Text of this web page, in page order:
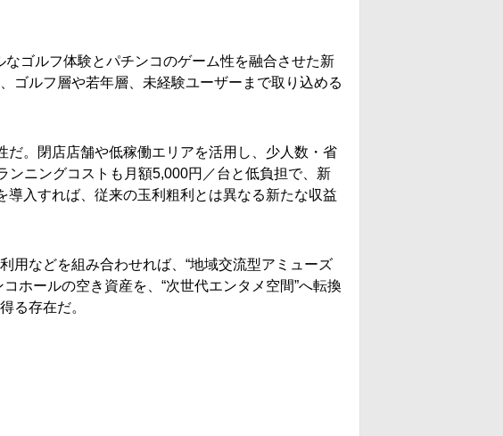
なゴルフ体験とパチンコのゲーム性を融合させた新
ゴルフ層や若年層、未経験ユーザーまで取り込める
だ。閉店店舗や低稼働エリアを活用し、少人数・省
ンニングコストも月額5,000円／台と低負担で、新
入すれば、従来の玉利粗利とは異なる新たな収益
用などを組み合わせれば、“地域交流型アミューズ
ホールの空き資産を、“次世代エンタメ空間”へ転換
る存在だ。